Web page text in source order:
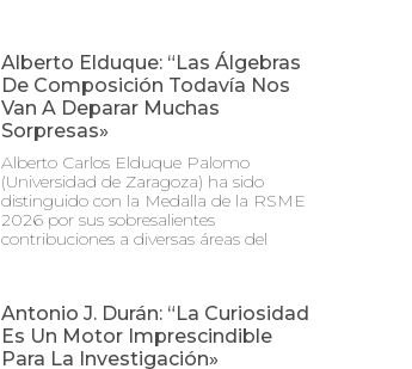
Alberto Elduque: “Las Álgebras
De Composición Todavía Nos
Van A Deparar Muchas
Sorpresas»
Alberto Carlos Elduque Palomo
(Universidad de Zaragoza) ha sido
distinguido con la Medalla de la RSME
2026 por sus sobresalientes
contribuciones a diversas áreas del
Antonio J. Durán: “La Curiosidad
Es Un Motor Imprescindible
Para La Investigación»